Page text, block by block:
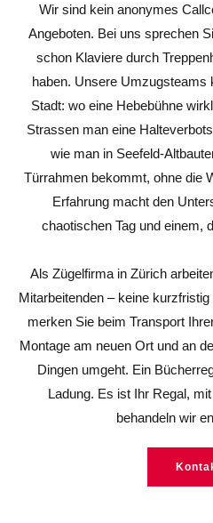
Wir sind kein anonymes
Angeboten. Bei uns sprechen
schon Klaviere durch
haben. Unsere Umzugsteams
Stadt: wo eine Hebebühne
Strassen man eine
wie man in Seefeld-
Türrahmen bekommt, ohne die
Erfahrung macht den
chaotischen Tag und einem,
Als Zügelfirma in Zürich
Mitarbeitenden – keine
merken Sie beim Transport
Montage am neuen Ort und an
Dingen umgeht. Ein
Ladung. Es ist Ihr Regal,
behandeln wir